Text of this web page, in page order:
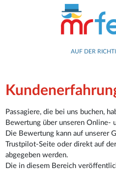
AUF DER
Passagiere, die bei uns buchen,
Bewertung über unseren Online-
Die Bewertung kann auf unserer
Trustpilot-Seite oder direkt auf
abgegeben werden.
Die in diesem Bereich